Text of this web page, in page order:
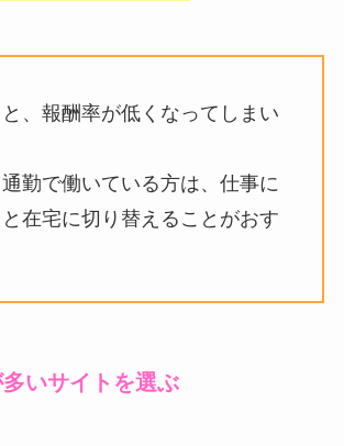
、報酬率が低くなってしまい
勤で働いている方は、仕事に
在宅に切り替えることがおす
いサイトを選ぶ